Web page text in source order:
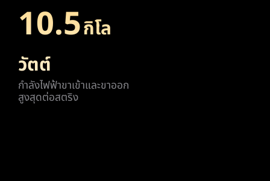
10.5กิโล
วัตต์
กําลังไฟฟ้าขาเข้าและขาออก
สูงสุดต่อสตริง